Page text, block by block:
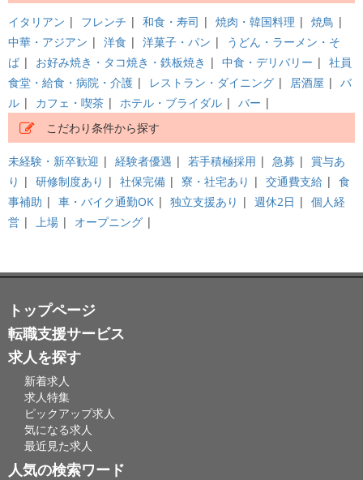
イタリアン | フレンチ | 和食・寿司 | 焼肉・韓国料理 | 焼鳥 |
中華・アジアン | 洋食 | 洋菓子・パン |
うどん・ラーメン・そ
ば | お好み焼き・タコ焼き・鉄板焼き | 中食・デリバリー | 社員
食堂・給食・病院・介護 | レストラン・ダイニング | 居酒屋 | バ
ル | カフェ・喫茶 | ホテル・ブライダル | バー |
こだわり条件から探す
未経験・新卒歓迎 | 経験者優遇 | 若手積極採用 | 急募 | 賞与あ
り | 研修制度あり | 社保完備 | 寮・社宅あり | 交通費支給 | 食
事補助 | 車・バイク通勤OK | 独立支援あり | 週休2日 | 個人経
営 | 上場 | オープニング |
トップページ
転職支援サービス
求人を探す
新着求人
求人特集
ピックアップ求人
気になる求人
最近見た求人
人気の検索ワード